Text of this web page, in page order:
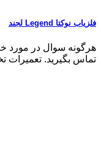
فلزیاب نوکتا Legend لجند
هرگونه سوال در مورد
تماس بگیرید. تعمیرات